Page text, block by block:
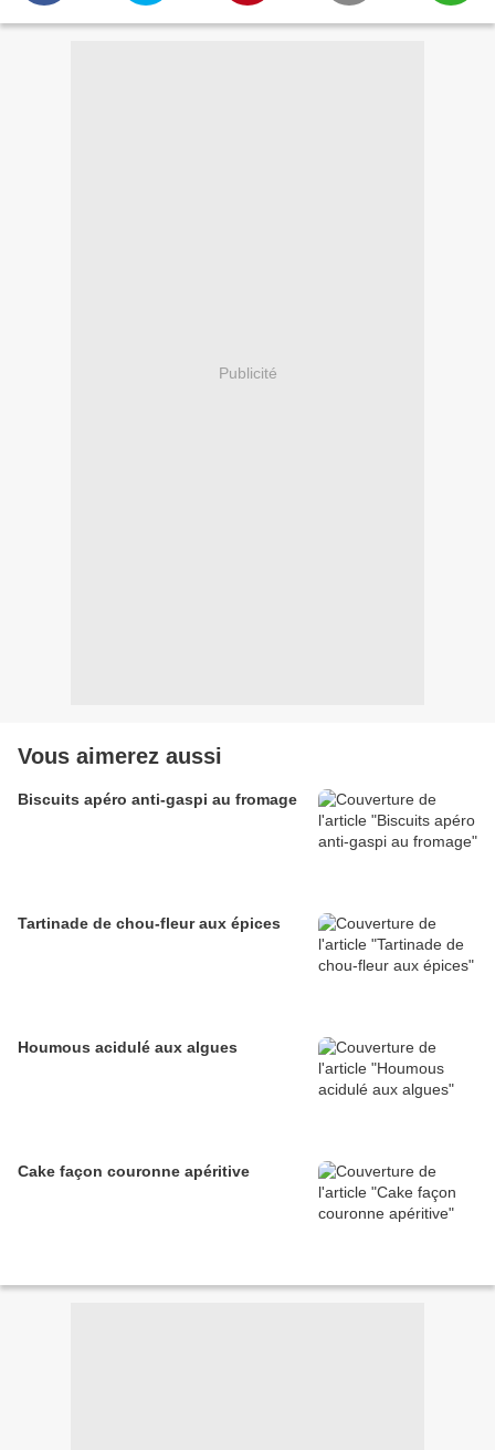
Publicité
Vous aimerez aussi
Biscuits apéro anti-gaspi au fromage
Tartinade de chou-fleur aux épices
Houmous acidulé aux algues
Cake façon couronne apéritive